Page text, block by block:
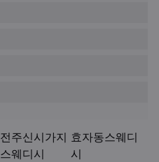
전주신시가지
스웨디시
효자동스웨디
시